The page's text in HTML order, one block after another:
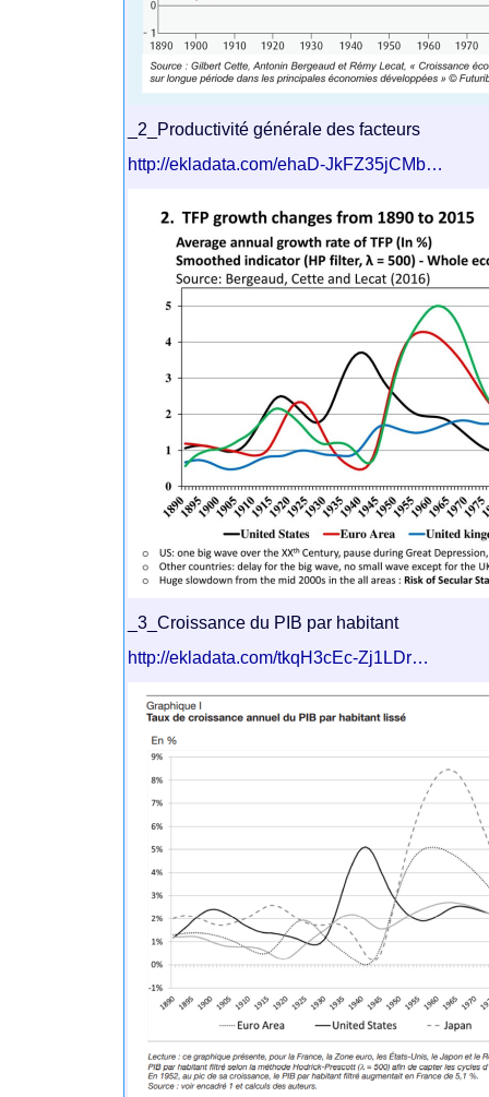
_2_Productivité générale des facteurs
http://ekladata.com/ehaD-JkFZ35jCMb…
_3_Croissance du PIB par habitant
http://ekladata.com/tkqH3cEc-Zj1LDr…